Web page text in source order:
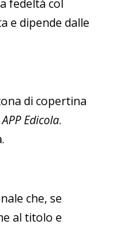
fedeltà col
e dipende dalle
di copertina
APP Edicola.
che, se
al titolo e